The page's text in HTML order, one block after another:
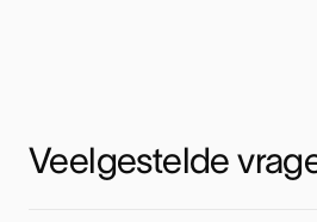
Veelgestelde